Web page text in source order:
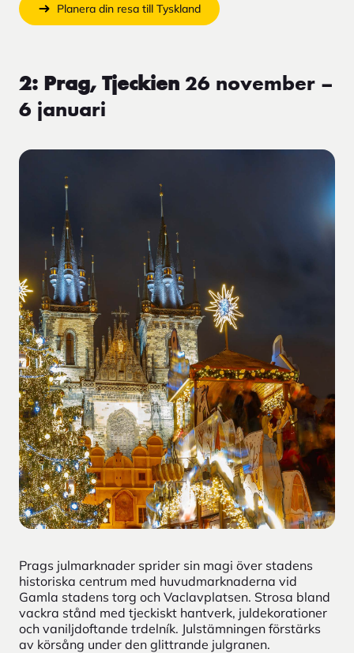
Planera din resa till Tyskland
2: Prag, Tjeckien 26 november –
6 januari
Prags julmarknader sprider sin magi över stadens
historiska centrum med huvudmarknaderna vid
Gamla stadens torg och Vaclavplatsen. Strosa bland
vackra stånd med tjeckiskt hantverk, juldekorationer
och vaniljdoftande trdelník. Julstämningen förstärks
av körsång under den glittrande julgranen.